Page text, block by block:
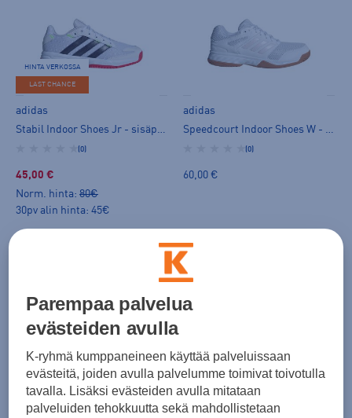
HINTA VERKOSSA
LAST CHANCE
adidas
Stabil Indoor Shoes Jr - sisäpelikengät
(0)
45,00 €
Norm. hinta: 80€
30pv alin hinta: 45€
adidas
Speedcourt Indoor Shoes W - sisäpelikengät
(0)
60,00 €
adidas
Stabil 16 Indoor Shoes M - sisäpelikengät
(0)
Nike
(0)
Parempaa palvelua
evästeiden avulla
K-ryhmä kumppaneineen käyttää palveluissaan
evästeitä, joiden avulla palvelumme toimivat toivotulla
tavalla. Lisäksi evästeiden avulla mitataan
palveluiden tehokkuutta sekä mahdollistetaan